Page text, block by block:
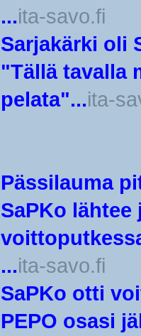
...ita-savo.fi
Sarjakärki oli
"Tällä tavalla
pelata"...ita-
Pässilauma
SaPKo
...ita-savo.fi
SaPKo otti
PEPO osasi